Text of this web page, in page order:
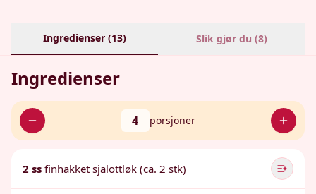
Ingredienser (13) Slik gjør du (8)
Ingredienser
4 porsjoner
2 ss finhakket sjalottløk (ca. 2 stk)